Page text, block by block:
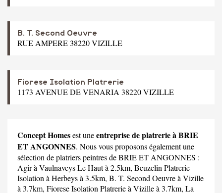
B. T. Second Oeuvre
RUE AMPERE 38220 VIZILLE
Fiorese Isolation Platrerie
1173 AVENUE DE VENARIA 38220 VIZILLE
Concept Homesest uneentreprise de platrerie à BRIE
ET ANGONNES. Nous vous proposons également une
sélection de platriers peintres de BRIE ET ANGONNES :
Agirà Vaulnaveys Le Haut à 2.5km, Beuzelin Platrerie
Isolation à Herbeys à 3.5km, B. T. Second Oeuvreà Vizille
à 3.7km, Fiorese Isolation Platrerieà Vizille à 3.7km, La